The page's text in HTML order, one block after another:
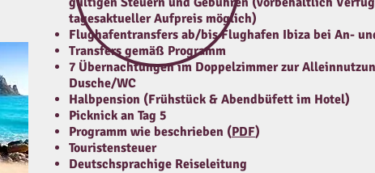
tagesaktueller Aufpreis möglich)
Flughafentransfers ab/bis Flughafen Ibiza bei An-
Transfers gemäß Programm
7 Übernachtungen im Doppelzimmer zur
Dusche/WC
Halbpension (Frühstück & Abendbüfett im Hotel)
Picknick an Tag 5
Programm wie beschrieben (PDF​)
Touristensteuer
Deutschsprachige Reiseleitung